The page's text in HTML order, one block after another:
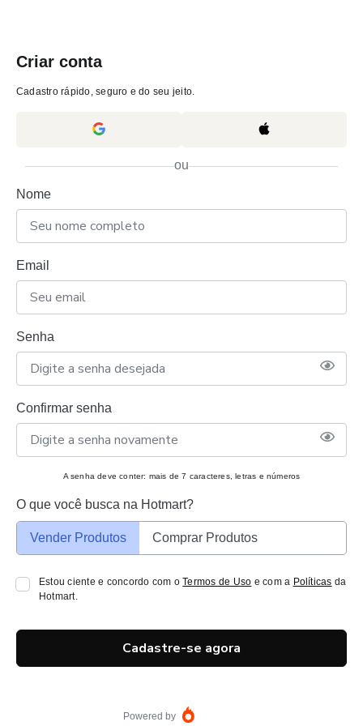
Criar conta
Cadastro rápido, seguro e do seu jeito.
ou
Nome
Email
Senha
Confirmar senha
A senha deve conter: mais de 7 caracteres, letras e números
O que você busca na Hotmart?
Vender Produtos Comprar Produtos
Estou ciente e concordo com oTermos de Uso e com a Políticas da
Hotmart.
Cadastre-se agora
Powered by